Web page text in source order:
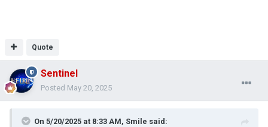
Quote
Sentinel
Posted May 20, 2025
On 5/20/2025 at 8:33 AM, Smile said: